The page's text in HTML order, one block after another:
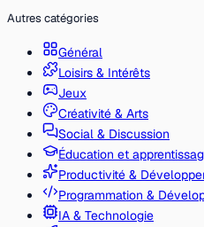
Autres catégories
Général
Loisirs & Intérêts
Jeux
Créativité & Arts
Social & Discussion
Éducation et
Productivité &
Programmation &
IA & Technologie